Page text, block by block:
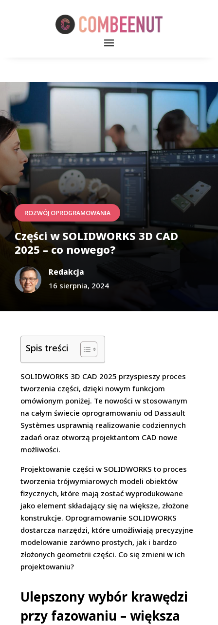
ROZWÓJ OPROGRAMOWANIA
Części w SOLIDWORKS 3D CAD
2025 – co nowego?
Redakcja
16 sierpnia, 2024
Spis treści
SOLIDWORKS 3D CAD 2025 przyspieszy proces
tworzenia części, dzięki nowym funkcjom
omówionym poniżej. Te nowości w stosowanym
na całym świecie oprogramowaniu od Dassault
Systèmes usprawnią realizowanie codziennych
zadań oraz otworzą projektantom CAD nowe
możliwości.
Projektowanie części w SOLIDWORKS to proces
tworzenia trójwymiarowych modeli obiektów
fizycznych, które mają zostać wyprodukowane
jako element składający się na większe, złożone
konstrukcje. Oprogramowanie SOLIDWORKS
dostarcza narzędzi, które umożliwiają precyzyjne
modelowanie zarówno prostych, jak i bardzo
złożonych geometrii części. Co się zmieni w ich
projektowaniu?
Ulepszony wybór krawędzi
przy fazowaniu – większa